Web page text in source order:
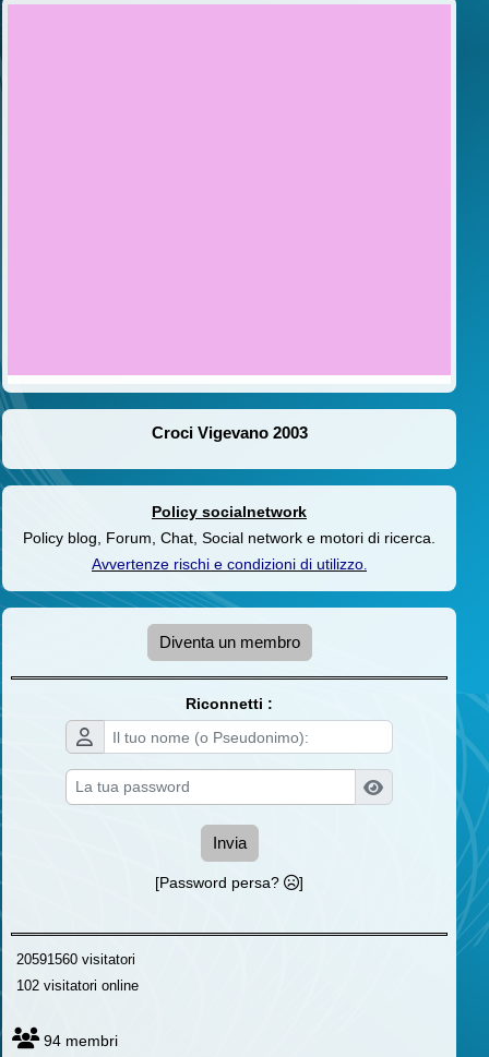
Croci Vigevano 2003
Policy socialnetwork
Policy blog, Forum, Chat, Social network e motori di ricerca.
Avvertenze rischi e condizioni di utilizzo.
Diventa un membro
Riconnetti :
Invia
[Password persa? ]
20591560 visitatori
102 visitatori online
94 membri